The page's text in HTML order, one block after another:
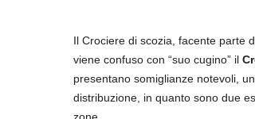
Il Crociere di scozia, facente parte
viene confuso con “suo cugino” il
presentano somiglianze notevoli,
distribuzione, in quanto sono due